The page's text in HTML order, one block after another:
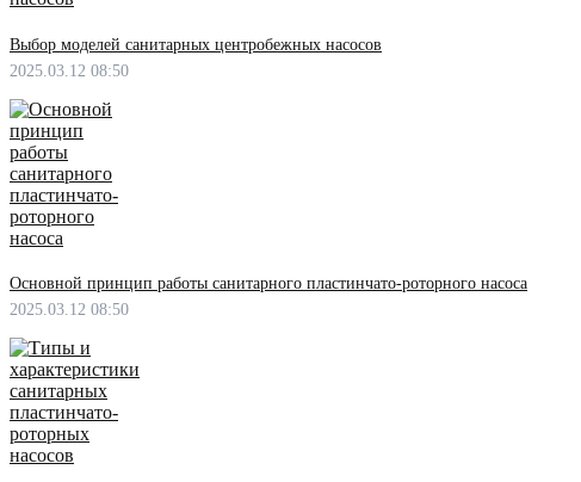
Выбор моделей санитарных центробежных насосов
2025.03.12 08:50
Основной принцип работы санитарного пластинчато-роторного насоса
2025.03.12 08:50